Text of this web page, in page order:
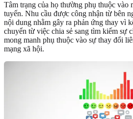
Tâm trạng của họ thường phụ thuộc vào
tuyến. Nhu cầu được công nhận từ bên
nội dung nhằm gây ra phản ứng thay vì
chuyển từ việc chia sẻ sang tìm kiếm sự
mong manh phụ thuộc vào sự thay đổi
mạng xã hội.